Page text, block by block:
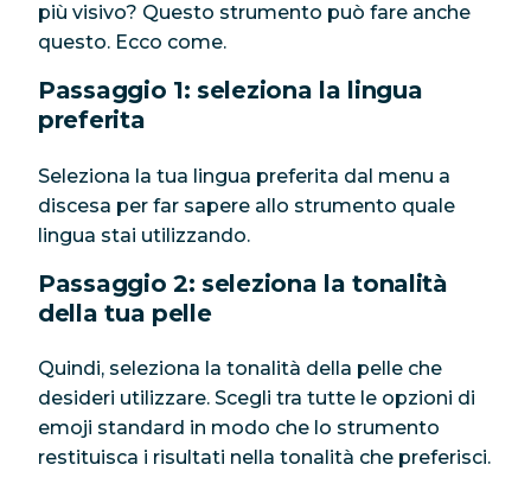
più visivo? Questo strumento può fare anche
questo. Ecco come.
Passaggio 1: seleziona la lingua
preferita
Seleziona la tua lingua preferita dal menu a
discesa per far sapere allo strumento quale
lingua stai utilizzando.
Passaggio 2: seleziona la tonalità
della tua pelle
Quindi, seleziona la tonalità della pelle che
desideri utilizzare. Scegli tra tutte le opzioni di
emoji standard in modo che lo strumento
restituisca i risultati nella tonalità che preferisci.